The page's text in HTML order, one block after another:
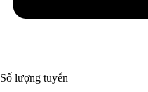
Số lượng tuyển